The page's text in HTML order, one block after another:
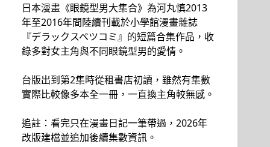
日本漫畫《眼鏡型男大集合》為河丸慎2013
年至2016年間陸續刊載於小學館漫畫雜誌
『デラックスベツコミ』的短篇合集作品，收
錄多對女主角與不同眼鏡型男的愛情。
台版出到第2集時從租書店初讀，雖然有集數
實際比較像多本全一冊，一直換主角較無感。
追註：看完只在漫畫日記一筆帶過，2026年
改版建檔並追加後續集數資訊。